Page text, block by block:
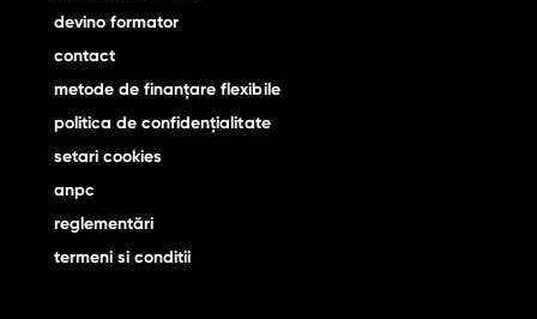
devino formator
contact
metode de finanţare flexibile
politica de confidențialitate
setari cookies
anpc
reglementări
termeni si conditii